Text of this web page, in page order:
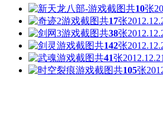
共10张
共17张
共38张
共142张
共41张2012.12.21
共105张